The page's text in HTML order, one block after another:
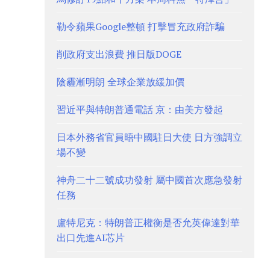
勒令蘋果Google整頓 打擊冒充政府詐騙
削政府支出浪費 推日版DOGE
陰霾漸明朗 全球企業放緩加價
習近平與特朗普通電話 京：由美方發起
日本外務省官員晤中國駐日大使 日方強調立
場不變
神舟二十二號成功發射 屬中國首次應急發射
任務
盧特尼克：特朗普正權衡是否允英偉達對華
出口先進AI芯片